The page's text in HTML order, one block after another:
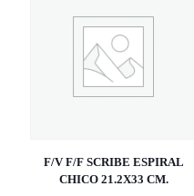
F/V F/F SCRIBE ESPIRAL
CHICO 21.2X33 CM.